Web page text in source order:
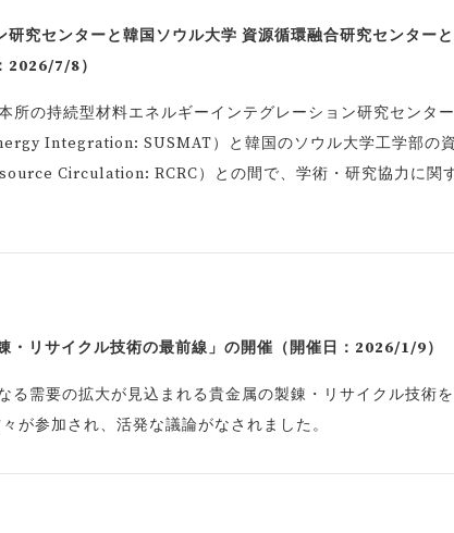
研究センターと韓国ソウル大学 資源循環融合研究センター
2026/7/8）
所の持続型材料エネルギーインテグレーション研究センター
Integration: SUSMAT）と韓国のソウル大学工学部の
Circulation: RCRC）との間で、学術・研究協力に関
・リサイクル技術の最前線」の開催（開催日：2026/1/9）
る需要の拡大が見込まれる貴金属の製錬・リサイクル技術
が参加され、活発な議論がなされました。